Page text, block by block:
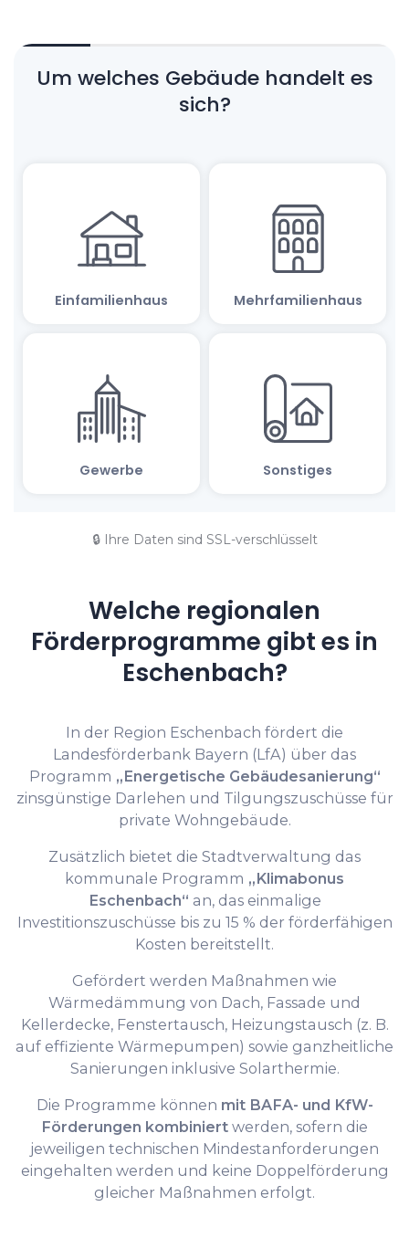
🔒 Ihre Daten sind SSL-verschlüsselt
Welche regionalen
Förderprogramme gibt es in
Eschenbach?
In der Region Eschenbach fördert die
Landesförderbank Bayern (LfA) über das
Programm „Energetische Gebäudesanierung“
zinsgünstige Darlehen und Tilgungszuschüsse für
private Wohngebäude.
Zusätzlich bietet die Stadtverwaltung das
kommunale Programm „Klimabonus
Eschenbach“ an, das einmalige
Investitionszuschüsse bis zu 15 % der förderfähigen
Kosten bereitstellt.
Gefördert werden Maßnahmen wie
Wärmedämmung von Dach, Fassade und
Kellerdecke, Fenstertausch, Heizungstausch (z. B.
auf effiziente Wärmepumpen) sowie ganzheitliche
Sanierungen inklusive Solarthermie.
Die Programme können mit BAFA- und KfW-
Förderungen kombiniert werden, sofern die
jeweiligen technischen Mindestanforderungen
eingehalten werden und keine Doppelförderung
gleicher Maßnahmen erfolgt.